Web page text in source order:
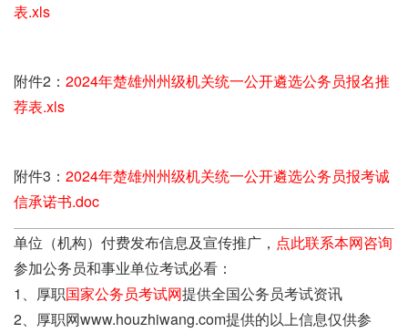
表.xls
附件2： 2024年楚雄州州级机关统一公开遴选公务员报名推
荐表.xls
附件3： 2024年楚雄州州级机关统一公开遴选公务员报考诚
信承诺书.doc
单位（机构）付费发布信息及宣传推广， 点此联系本网咨询
参加公务员和事业单位考试必看：
1、厚职国家公务员考试网提供全国公务员考试资讯
2、厚职网www.houzhiwang.com提供的以上信息仅供参